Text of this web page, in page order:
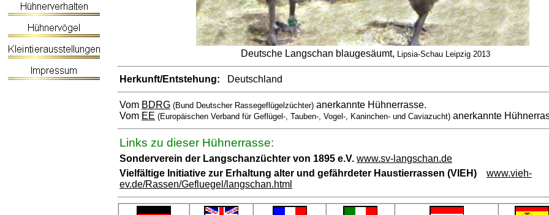
Deutsche Langschan blaugesäumt, Lipsia-Schau Leipzig 2013
Herkunft/Entstehung: Deutschland
Vom BDRG (Bund Deutscher Rassegeflügelzüchter) anerkannte Hühnerrasse.
Vom EE (Europäischen Verband für Geflügel-, Tauben-, Vogel-, Kaninchen- und Caviazucht) anerkannte
Links zu dieser Hühnerrasse:
Sonderverein der Langschanzüchter von 1895 e.V. www.sv-langschan.de
Vielfältige Initiative zur Erhaltung alter und gefährdeter Haustierrassen (VIEH)
www.vieh-
ev.de/Rassen/Gefluegel/langschan.html